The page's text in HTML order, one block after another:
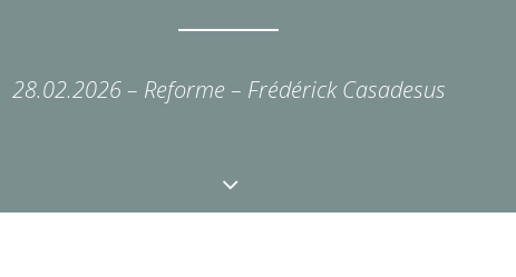
28.02.2026 – Reforme – Frédérick Casadesus